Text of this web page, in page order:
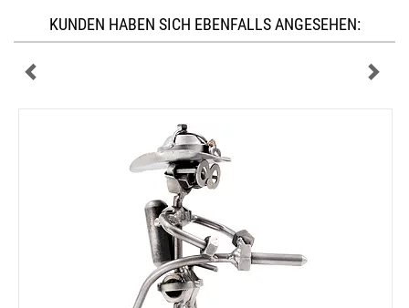
KUNDEN HABEN SICH EBENFALLS ANGESEHEN: